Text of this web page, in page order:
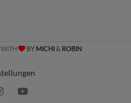
BY MICHI& ROBIN